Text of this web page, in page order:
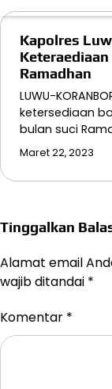
Kapolres
Ramadhan
LUWU-
ketersediaan
bulan suci
Maret 22, 2023
Tinggalkan
Alamat email
wajib ditandai *
Komentar *